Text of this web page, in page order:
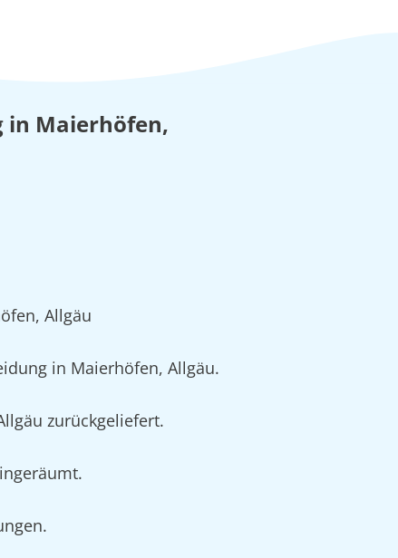
in Maierhöfen,
Allgäu
in Maierhöfen, Allgäu.
zurückgeliefert.